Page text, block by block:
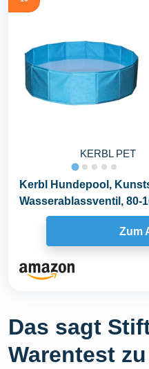
KERBL PET
Kerbl Hundepool,
Wasserablassventil, 80-
Zum
Das sagt
Warentest